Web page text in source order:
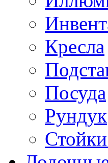
Кресла
Посуда
Рундук